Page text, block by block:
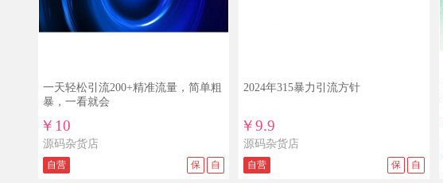
一天轻松引流200+精准流量，简单粗
暴，一看就会
￥10
源码杂货店
自营 自
保
2024年315暴力引流方针
￥9.9
源码杂货店
自营 自
保